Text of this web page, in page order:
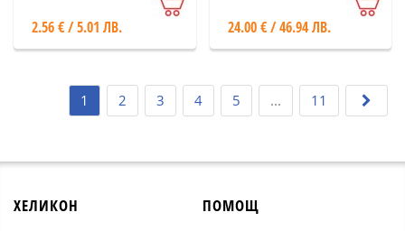
2.56 € / 5.01 ЛВ.
24.00 € / 46.94 ЛВ.
1 2 3 4 5 ... 11
ХЕЛИКОН ПОМОЩ